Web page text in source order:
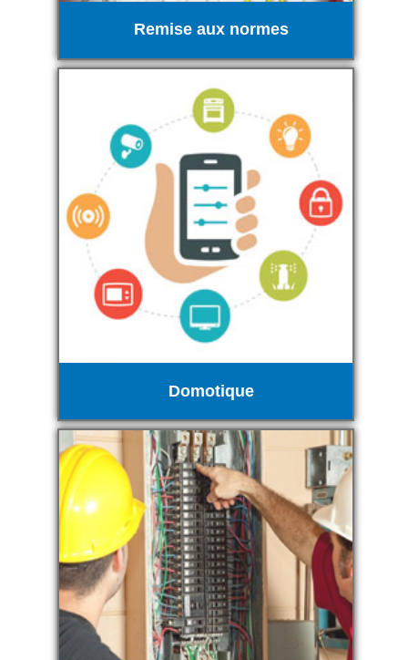
Remise aux normes
Domotique